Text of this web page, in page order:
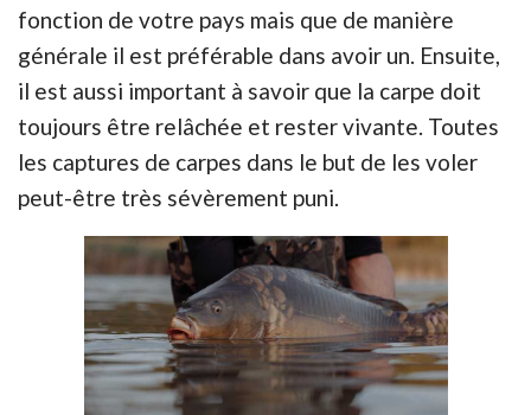
fonction de votre pays mais que de manière
générale il est préférable dans avoir un. Ensuite,
il est aussi important à savoir que la carpe doit
toujours être relâchée et rester vivante. Toutes
les captures de carpes dans le but de les voler
peut-être très sévèrement puni.